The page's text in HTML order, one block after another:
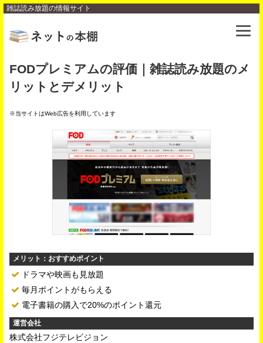
雑誌読み放題の情報サイト
FODプレミアムの評価｜雑誌読み放題のメ
リットとデメリット
※当サイトはWeb広告を利用しています
メリット：おすすめポイント
ドラマや映画も見放題
毎月ポイントがもらえる
電子書籍の購入で20%のポイント還元
運営会社
株式会社フジテレビジョン